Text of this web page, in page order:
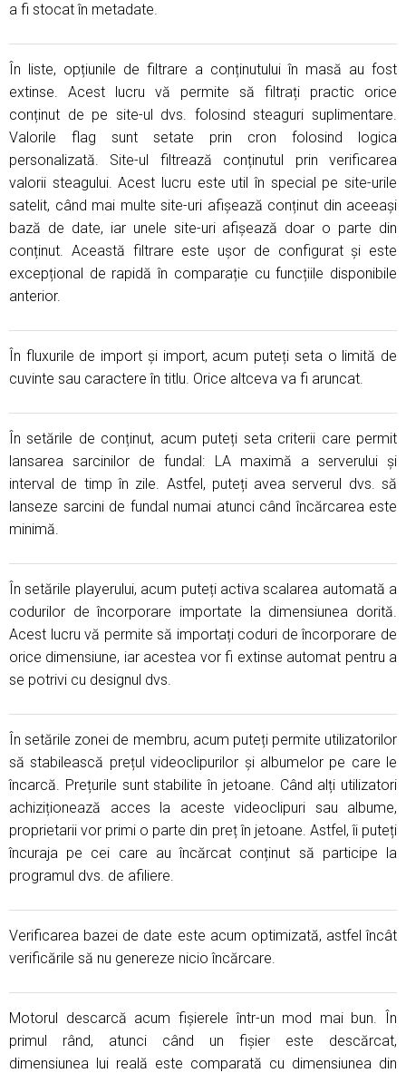
a fi stocat în metadate.
În liste, opțiunile de filtrare a conținutului în masă au fost
extinse. Acest lucru vă permite să filtrați practic orice
conținut de pe site-ul dvs. folosind steaguri suplimentare.
Valorile flag sunt setate prin cron folosind logica
personalizată. Site-ul filtrează conținutul prin verificarea
valorii steagului. Acest lucru este util în special pe site-urile
satelit, când mai multe site-uri afișează conținut din aceeași
bază de date, iar unele site-uri afișează doar o parte din
conținut. Această filtrare este ușor de configurat și este
excepțional de rapidă în comparație cu funcțiile disponibile
anterior.
În fluxurile de import și import, acum puteți seta o limită de
cuvinte sau caractere în titlu. Orice altceva va fi aruncat.
În setările de conținut, acum puteți seta criterii care permit
lansarea sarcinilor de fundal: LA maximă a serverului și
interval de timp în zile. Astfel, puteți avea serverul dvs. să
lanseze sarcini de fundal numai atunci când încărcarea este
minimă.
În setările playerului, acum puteți activa scalarea automată a
codurilor de încorporare importate la dimensiunea dorită.
Acest lucru vă permite să importați coduri de încorporare de
orice dimensiune, iar acestea vor fi extinse automat pentru a
se potrivi cu designul dvs.
În setările zonei de membru, acum puteți permite utilizatorilor
să stabilească prețul videoclipurilor și albumelor pe care le
încarcă. Prețurile sunt stabilite în jetoane. Când alți utilizatori
achiziționează acces la aceste videoclipuri sau albume,
proprietarii vor primi o parte din preț în jetoane. Astfel, îi puteți
încuraja pe cei care au încărcat conținut să participe la
programul dvs. de afiliere.
Verificarea bazei de date este acum optimizată, astfel încât
verificările să nu genereze nicio încărcare.
Motorul descarcă acum fișierele într-un mod mai bun. În
primul rând, atunci când un fișier este descărcat,
dimensiunea lui reală este comparată cu dimensiunea din